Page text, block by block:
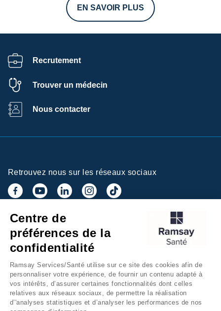
EN SAVOIR PLUS
Recrutement
Trouver un médecin
Nous contacter
Retrouvez nous sur les réseaux sociaux
Inscrivez-vous à la newsletter
Centre de
préférences de la
confidentialité
Ramsay Services/Santé utilise sur ce site des cookies afin de
personnaliser votre expérience, de fournir un contenu adapté à
vos intérêts, d’assurer certaines fonctionnalités dont celles
relatives aux réseaux sociaux, de permettre la réalisation
d’'analyses statistiques et d’analyser les performances de nos